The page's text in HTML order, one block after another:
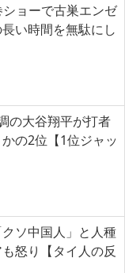
ショーで古巣エンゼ
い時間を無駄にし
の大谷翔平が打者
の2位【1位ジャッ
ソ中国人」と人種
怒り【タイ人の反